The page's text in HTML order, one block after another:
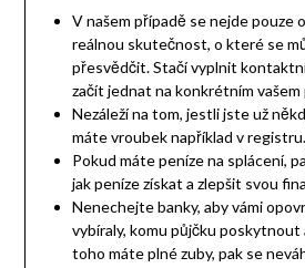
V našem případě se nejde pouze
reálnou skutečnost, o které se
přesvědčit. Stačí vyplnit
začít jednat na konkrétním vašem
Nezáleží na tom, jestli jste už
máte vroubek například v registru.
Pokud máte peníze na splácení,
jak peníze získat a zlepšit svou
Nenechejte banky, aby vámi
vybíraly, komu půjčku poskytnout
toho máte plné zuby, pak se